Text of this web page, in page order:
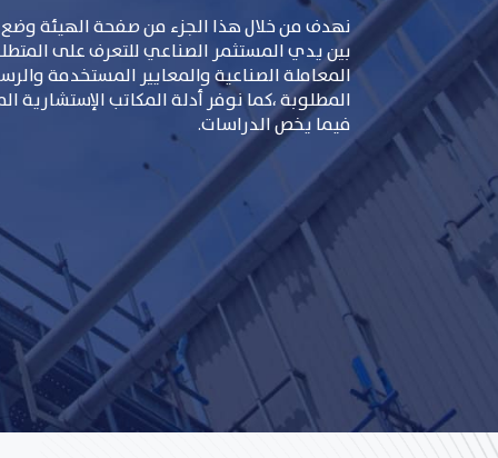
نهدف من خلال هذا الجزء من صفحة الهيئة
بين يدي المستثمر الصناعي للتعرف على
المعاملة الصناعية والمعايير المستخدمة
المطلوبة ،كما نوفر أدلة المكاتب الإستشارية
فيما يخص الدراسات.